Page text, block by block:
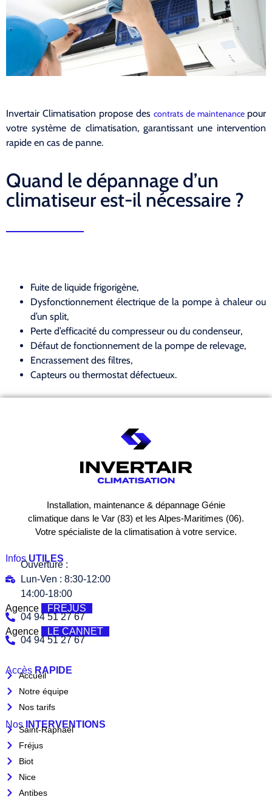
Invertair Climatisation propose des contrats de maintenance pour
votre système de climatisation, garantissant une intervention
rapide en cas de panne.
Quand le dépannage d’un
climatiseur est-il nécessaire ?
Fuite de liquide frigorigène,
Dysfonctionnement électrique de la pompe à chaleur ou
d’un split,
Perte d’efficacité du compresseur ou du condenseur,
Défaut de fonctionnement de la pompe de relevage,
Encrassement des filtres,
Capteurs ou thermostat défectueux.
Installation, maintenance & dépannage Génie
climatique dans le Var (83) et les Alpes-Maritimes (06).
Votre spécialiste de la climatisation à votre service.
Infos UTILES
Ouverture :
Lun-Ven : 8:30-12:00
14:00-18:00
Agence
FREJUS
04 94 51 27 67
Agence
LE CANNET
04 94 51 27 67
Accès RAPIDE
Accueil
Notre équipe
Nos tarifs
Nos INTERVENTIONS
Saint-Raphaël
Fréjus
Biot
Nice
Antibes